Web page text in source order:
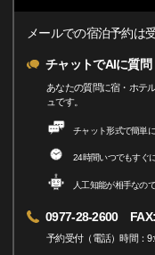
メールでの宿泊予約は
チャットでAIに質問
あなたの質問に宿・ホテ
ュです。
チャット形式で簡単
24時間いつでもすぐ
人工知能が相手なの
0977-28-2600
予約受付（電話）時間：